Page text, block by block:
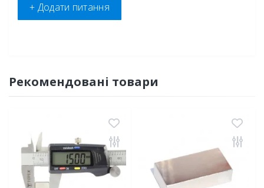
+ Додати питання
Рекомендовані товари